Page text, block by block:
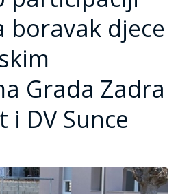
boravak djece
Grada Zadra
i DV Sunce